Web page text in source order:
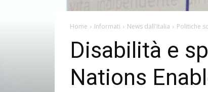
Home Informati News dall'Italia Politiche
Disabilità e
Nations